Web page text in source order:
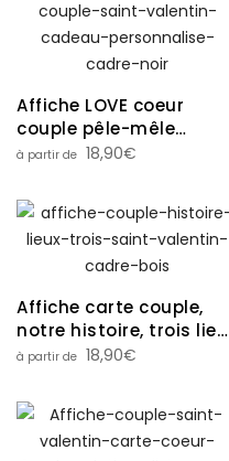
Affiche LOVE coeur
couple pêle-mêle
photos 18,90€
Affiche carte couple,
notre histoire, trois lieux
clés
18,90€